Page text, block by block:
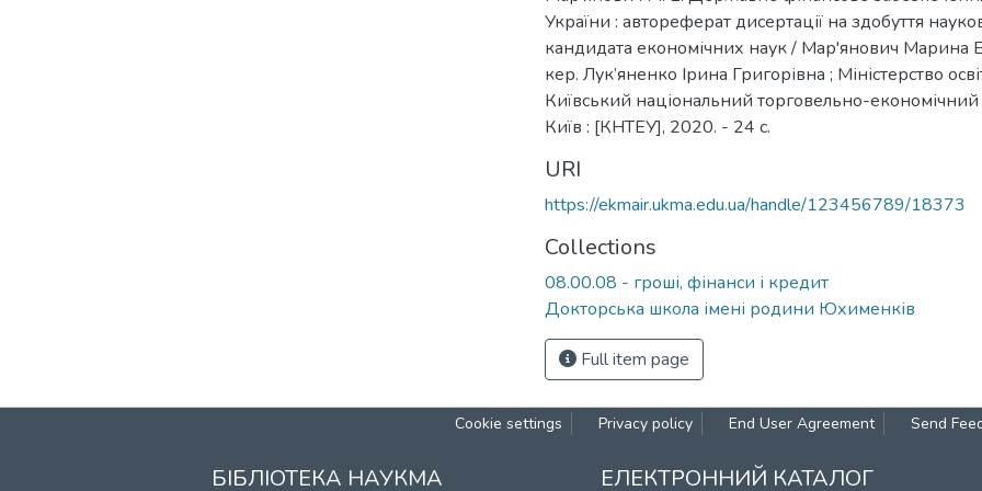
України : автореферат дисертації на здобуття
кандидата економічних наук / Мар'янович Марина
кер. Лук’яненко Ірина Григорівна ; Міністерство
Київський національний торговельно-економічний
Київ : [КНТЕУ], 2020. - 24 c.
URI
https://ekmair.ukma.edu.ua/handle/123456789/18373
Collections
08.00.08 - гроші, фінанси і кредит
Докторська школа імені родини Юхименків
Full item page
Cookie settings Privacy policy End User Agreement Send
БІБЛІОТЕКА НАУКМА ЕЛЕКТРОННИЙ КАТАЛОГ